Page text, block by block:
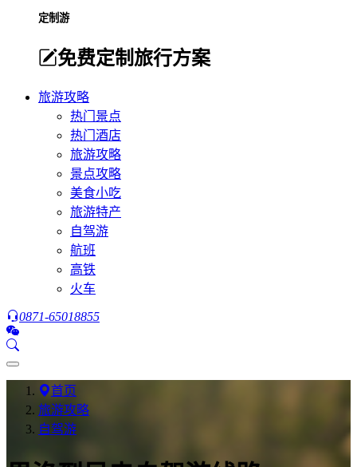
定制游
免费定制旅行方案
旅游攻略
热门景点
热门酒店
旅游攻略
景点攻略
美食小吃
旅游特产
自驾游
航班
高铁
火车
0871-65018855
首页
旅游攻略
自驾游